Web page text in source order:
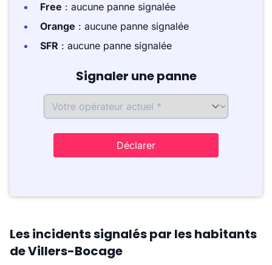
Free : aucune panne signalée
Orange : aucune panne signalée
SFR : aucune panne signalée
Signaler une panne
Déclarer
Les incidents signalés par les habitants
de Villers-Bocage